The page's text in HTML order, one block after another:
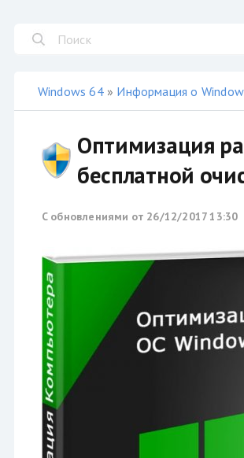
Windows 64» Информация о
Оптимизация
бесплатной
С обновлениями от 26/12/2017 13:30